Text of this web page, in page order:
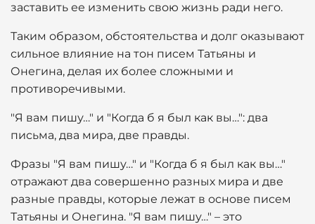
заставить ее изменить свою жизнь ради него.
Таким образом, обстоятельства и долг оказывают
сильное влияние на тон писем Татьяны и
Онегина, делая их более сложными и
противоречивыми.
"Я вам пишу…" и "Когда б я был как вы…": два
письма, два мира, две правды.
Фразы "Я вам пишу…" и "Когда б я был как вы…"
отражают два совершенно разных мира и две
разные правды, которые лежат в основе писем
Татьяны и Онегина. "Я вам пишу…" – это